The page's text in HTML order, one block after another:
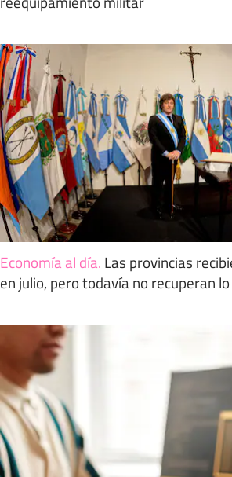
Economía al día. Las provincias
en julio, pero todavía no recuperan